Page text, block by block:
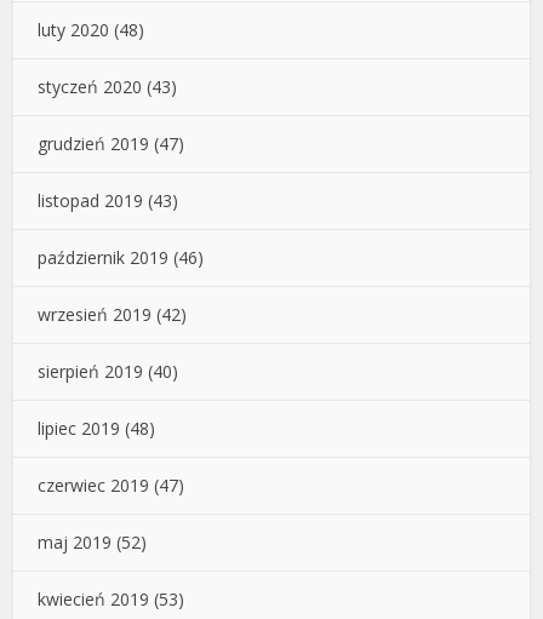
luty 2020 (48)
styczeń 2020 (43)
grudzień 2019 (47)
listopad 2019 (43)
październik 2019 (46)
wrzesień 2019 (42)
sierpień 2019 (40)
lipiec 2019 (48)
czerwiec 2019 (47)
maj 2019 (52)
kwiecień 2019 (53)